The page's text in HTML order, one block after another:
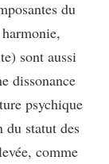
du
sont aussi
dissonance
psychique
du statut des
comme